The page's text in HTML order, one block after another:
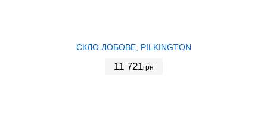
СКЛО ЛОБОВЕ, PILKINGTON
11 721грн